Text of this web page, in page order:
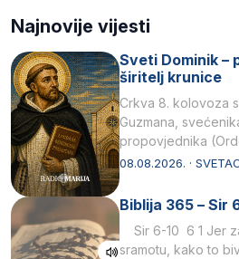
Najnovije vijesti
Sveti Dominik –
širitelj krunice
Crkva 8. kolovoza
Guzmana,
propovjednika
Svojim životom,
08.08.2026. ·
Biblija 365 – Sir
Sir 6-10 6 1 Jer
sramotu, kako to